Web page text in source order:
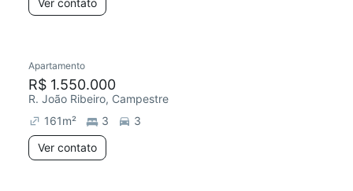
Ver contato
Apartamento
R$ 1.550.000
R. João Ribeiro, Campestre
161m² 3
3
Ver contato